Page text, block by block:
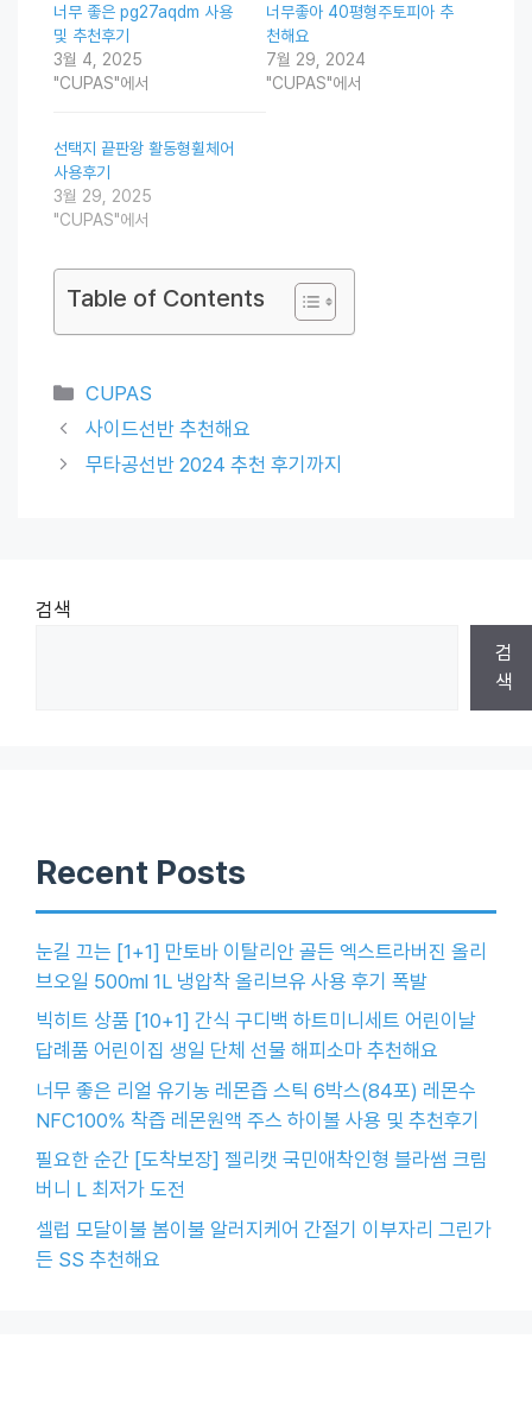
너무 좋은 pg27aqdm 사용
및 추천후기
3월 4, 2025
"CUPAS"에서
너무좋아 40평형주토피아 추
천해요
7월 29, 2024
"CUPAS"에서
선택지 끝판왕 활동형휠체어
사용후기
3월 29, 2025
"CUPAS"에서
Table of Contents
Categories
CUPAS
사이드선반 추천해요
무타공선반 2024 추천 후기까지
검색
검
색
Recent Posts
눈길 끄는 [1+1] 만토바 이탈리안 골든 엑스트라버진 올리
브오일 500ml 1L 냉압착 올리브유 사용 후기 폭발
빅히트 상품 [10+1] 간식 구디백 하트미니세트 어린이날
답례품 어린이집 생일 단체 선물 해피소마 추천해요
너무 좋은 리얼 유기농 레몬즙 스틱 6박스(84포) 레몬수
NFC100% 착즙 레몬원액 주스 하이볼 사용 및 추천후기
필요한 순간 [도착보장] 젤리캣 국민애착인형 블라썸 크림
버니 L 최저가 도전
셀럽 모달이불 봄이불 알러지케어 간절기 이부자리 그린가
든 SS 추천해요